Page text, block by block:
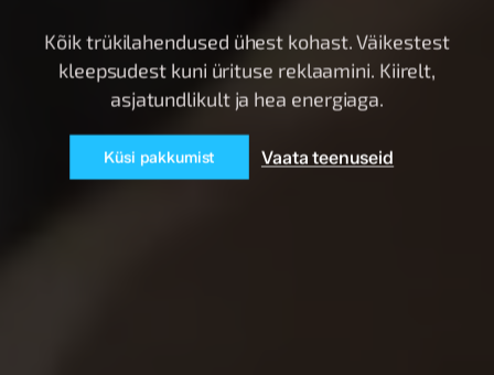
Kõik trükilahendused ühest kohast. Väikestest
kleepsudest kuni ürituse reklaamini. Kiirelt,
asjatundlikult ja hea energiaga.
Küsi pakkumist Vaata teenuseid